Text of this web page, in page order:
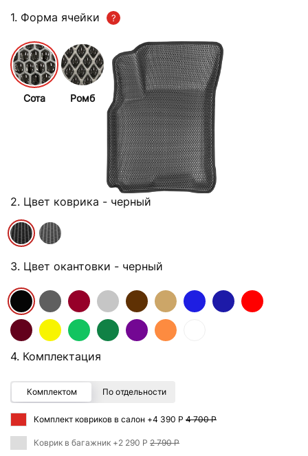
1. Форма ячейки
Сота Ромб
2. Цвет коврика - черный
3. Цвет окантовки - черный
4. Комплектация
Комплектом По отдельности
Комплект ковриков в салон +4 390 Р 4 700 Р
Коврик в багажник +2 290 Р 2 790 Р